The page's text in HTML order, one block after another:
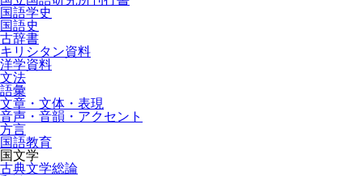
国語学史
国語史
古辞書
キリシタン資料
洋学資料
文法
語彙
文章・文体・表現
音声・音韻・アクセント
方言
国語教育
国文学
古典文学総論